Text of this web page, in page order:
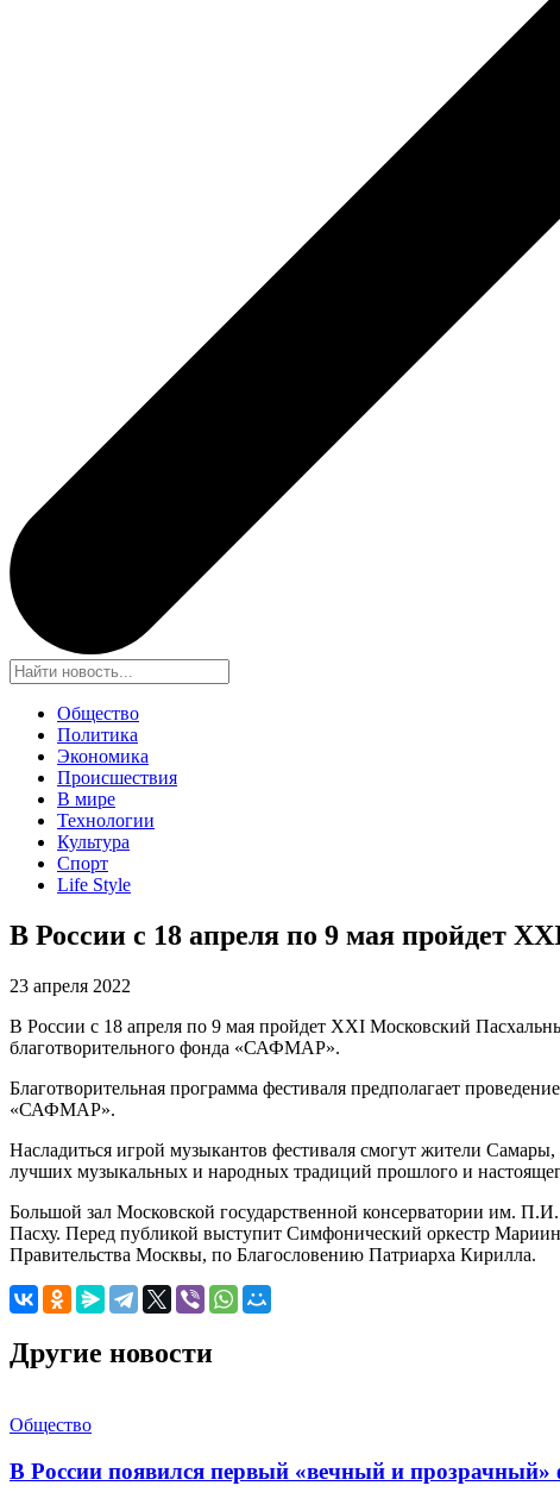
Общество
Политика
Экономика
Происшествия
В мире
Технологии
Культура
Спорт
Life Style
В России с 18 апреля по 9 мая пройдет
23 апреля 2022
В России с 18 апреля по 9 мая пройдет XХI Московский
благотворительного фонда «САФМАР».
Благотворительная программа фестиваля предполагает
«САФМАР».
Насладиться игрой музыкантов фестиваля смогут жители
лучших музыкальных и народных традиций прошлого и
Большой зал Московской государственной консерватории им.
Пасху. Перед публикой выступит Симфонический оркестр
Правительства Москвы, по Благословению Патриарха Кирилла.
Другие новости
Общество
В России появился первый «вечный и